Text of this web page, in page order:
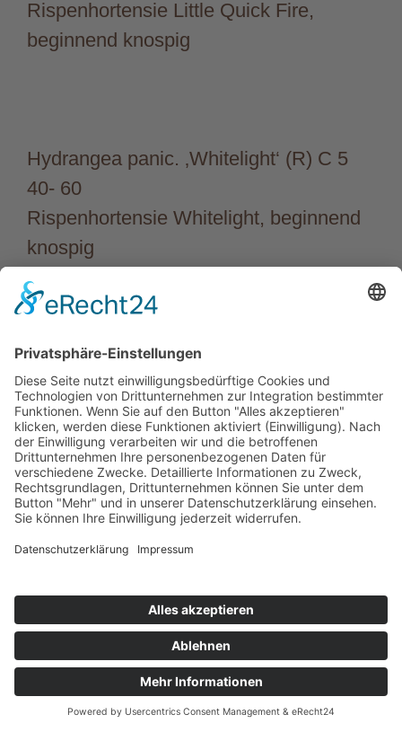
Rispenhortensie Little Quick Fire,
beginnend knospig
Hydrangea panic. ‚Whitelight‘ (R) C 5
40- 60
Rispenhortensie Whitelight, beginnend
knospig
Hydrangea ser. ‚Cotton Candy‘ (S)
Proven Winners C 5 30- 40
Berghortensie Cotton Candy, anblühend
Juniperus squamata ‚Blue Star‘ C 2 15-
Blauer Sternwacholder, jetzt intensiv
stahlblau